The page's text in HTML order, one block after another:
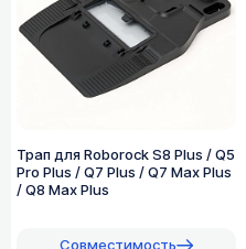
Трап для Roborock S8 Plus / Q5
Pro Plus / Q7 Plus / Q7 Max Plus
/ Q8 Max Plus